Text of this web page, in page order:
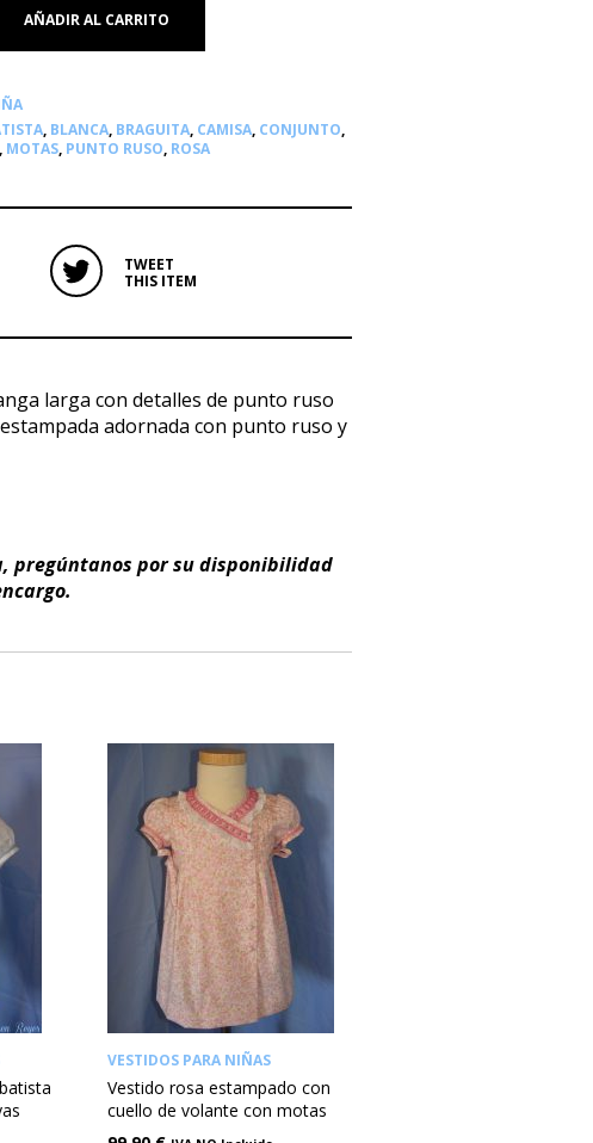
AÑADIR AL CARRITO
, BLANCA, BRAGUITA, CAMISA, CONJUNTO,
MOTAS, PUNTO RUSO, ROSA
TWEET
THIS ITEM
larga con detalles de punto ruso
adornada con punto ruso y
pregúntanos por su disponibilidad
VESTIDOS PARA NIÑAS
Vestido rosa estampado con
cuello de volante con motas